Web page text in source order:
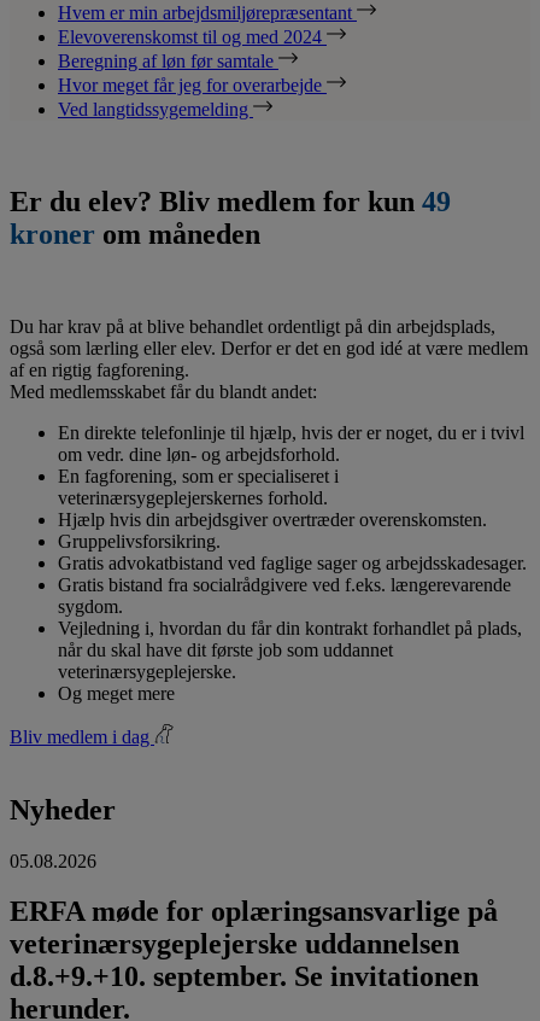
Hvem er min arbejdsmiljørepræsentant
Elevoverenskomst til og med 2024
Beregning af løn før samtale
Hvor meget får jeg for overarbejde
Ved langtidssygemelding
Er du elev? Bliv medlem for kun 49
kroner om måneden
Du har krav på at blive behandlet ordentligt på din arbejdsplads,
også som lærling eller elev. Derfor er det en god idé at være medlem
af en rigtig fagforening.
Med medlemsskabet får du blandt andet:
En direkte telefonlinje til hjælp, hvis der er noget, du er i tvivl
om vedr. dine løn- og arbejdsforhold.
En fagforening, som er specialiseret i
veterinærsygeplejerskernes forhold.
Hjælp hvis din arbejdsgiver overtræder overenskomsten.
Gruppelivsforsikring.
Gratis advokatbistand ved faglige sager og arbejdsskadesager.
Gratis bistand fra socialrådgivere ved f.eks. længerevarende
sygdom.
Vejledning i, hvordan du får din kontrakt forhandlet på plads,
når du skal have dit første job som uddannet
veterinærsygeplejerske.
Og meget mere
Bliv medlem i dag
Nyheder
05.08.2026
ERFA møde for oplæringsansvarlige på
veterinærsygeplejerske uddannelsen
d.8.+9.+10. september. Se invitationen
herunder.